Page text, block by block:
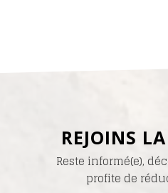
REJOINS
Reste informé(e),
profite de